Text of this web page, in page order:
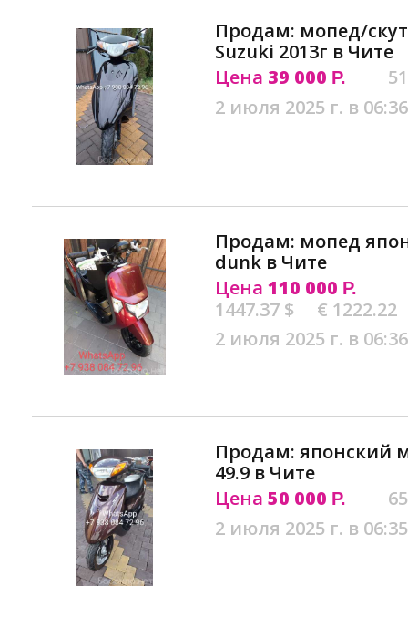
Продам: мопед/
Suzuki 2013г в Чите
Цена 39 000 Р.
2 июля 2025 г. в 06:36
Продам: мопед
dunk в Чите
Цена 110 000 Р.
1447.37 $
€ 1222.22
2 июля 2025 г. в 06:36
Продам: японский
49.9 в Чите
Цена 50 000 Р.
2 июля 2025 г. в 06:35